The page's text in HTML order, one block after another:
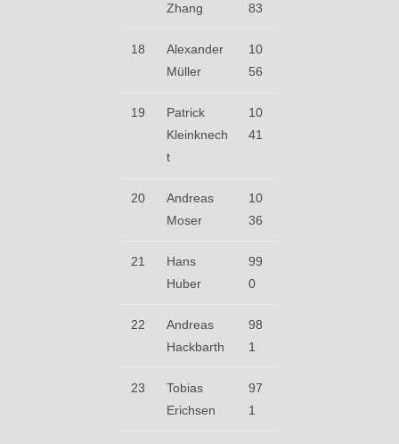
Zhang
83
18
Alexander
Müller
10
56
19
Patrick
Kleinknech
t
10
41
20
Andreas
Moser
10
36
21
Hans
Huber
99
0
22
Andreas
Hackbarth
98
1
23
Tobias
Erichsen
97
1